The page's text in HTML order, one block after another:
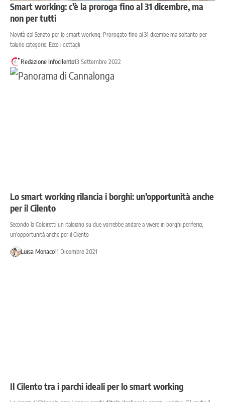
Smart working: c’è la proroga fino al 31 dicembre, ma
non per tutti
Novità dal Senato per lo smart working. Prorogato fino al 31 dicembe ma soltanto per
talune categorie. Ecco i dettagli
Redazione Infocilento13 Settembre 2022
Lo smart working rilancia i borghi: un’opportunità anche
per il Cilento
Secondo la Coldiretti un italoiano su due vorrebbe andare a vivere in borghi periferici,
un'opportunità anche per il Cilento
Luisa Monaco11 Dicembre 2021
Il Cilento tra i parchi ideali per lo smart working